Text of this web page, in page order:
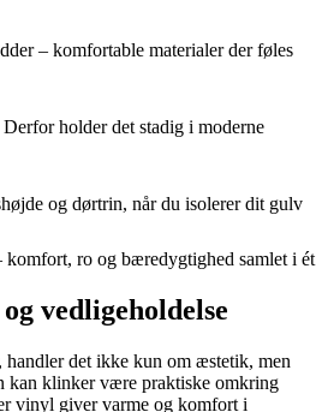
– komfortable materialer der føles
holder det stadig i moderne
og dørtrin, når du isolerer dit gulv
ro og bæredygtighed samlet i ét
vedligeholdelse
det ikke kun om æstetik, men
kan klinker være praktiske omkring
vinyl giver varme og komfort i